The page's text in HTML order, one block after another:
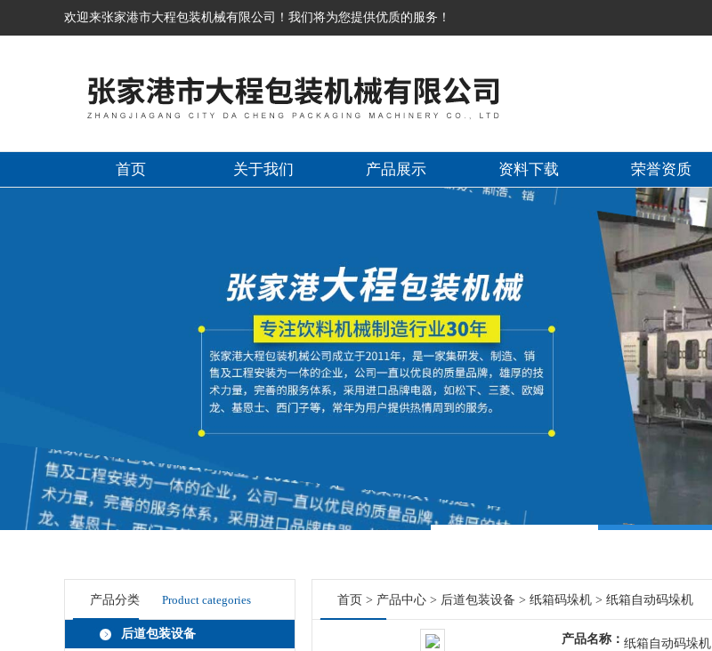
欢迎来张家港市大程包装机械有限公司！我们将为您提供优质的服务！
首页 关于我们 产品展示 资料下载 荣誉资质
产品分类 Product categories
后道包装设备
首页 > 产品中心 > 后道包装设备 > 纸箱码垛机 > 纸箱自动码垛机
产品名称： 纸箱自动码垛机